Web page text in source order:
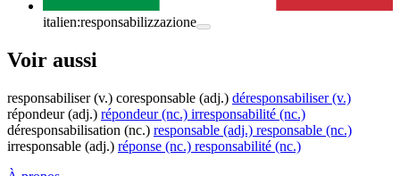
italien:responsabilizzazione
Voir aussi
responsabiliser(v.) coresponsable (adj.) déresponsabiliser(v.)
répondeur(adj.) répondeur(nc.) irresponsabilité (nc.)
déresponsabilisation (nc.) responsable (adj.) responsable (nc.)
irresponsable (adj.) réponse (nc.) responsabilité (nc.)